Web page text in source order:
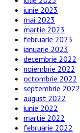
iunie 2023
mai 2023
martie 2023
februarie 2023
ianuarie 2023
decembrie 2022
noiembrie 2022
octombrie 2022
septembrie 2022
august 2022
iunie 2022
martie 2022
februarie 2022